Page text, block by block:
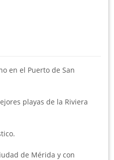
en el Puerto de San
playas de la Riviera
de Mérida y con